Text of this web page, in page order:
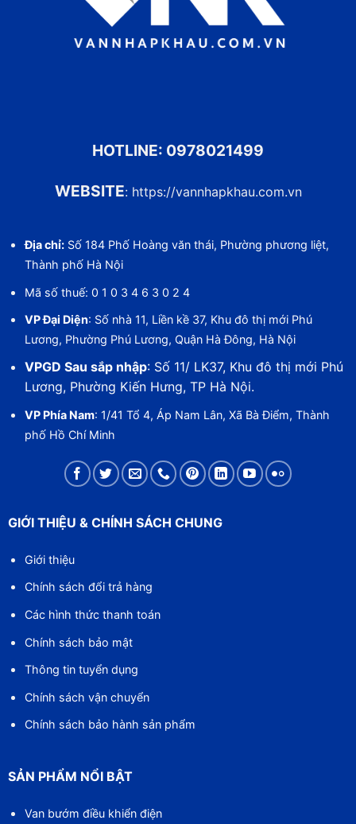
HOTLINE: 0978021499
WEBSITE: https://vannhapkhau.com.vn
Địa chỉ:Số 184 Phố Hoàng văn thái, Phường phương liệt,
Thành phố Hà Nội
Mã số thuế: 0 1 0 3 4 6 3 0 2 4
VP Đại Diện: Số nhà 11, Liền kề 37, Khu đô thị mới Phú
Lương, Phường Phú Lương, Quận Hà Đông, Hà Nội
VPGD Sau sắp nhập: Số 11/ LK37, Khu đô thị mới Phú
Lương, Phường Kiến Hưng, TP Hà Nội.
VP Phía Nam: 1/41 Tổ 4, Áp Nam Lân, Xã Bà Điểm, Thành
phố Hồ Chí Minh
GIỚI THIỆU & CHÍNH SÁCH CHUNG
Giới thiệu
Chính sách đổi trả hàng
Các hình thức thanh toán
Chính sách bảo mật
Thông tin tuyển dụng
Chính sách vận chuyển
Chính sách bảo hành sản phẩm
SẢN PHẨM NỔI BẬT
Van bướm điều khiển điện